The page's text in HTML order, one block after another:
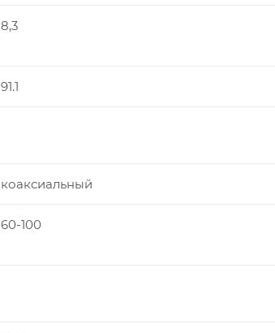
8,3
91.1
коаксиальный
60-100